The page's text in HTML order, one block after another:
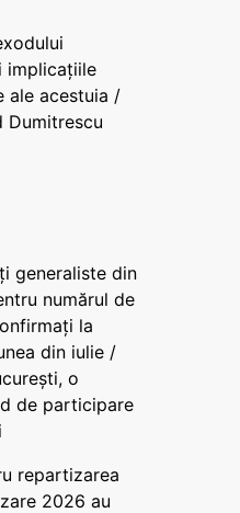
implicațiile
ale acestuia /
Dumitrescu
generaliste din
numărul de
la
din iulie /
o
de participare
repartizarea
2026 au